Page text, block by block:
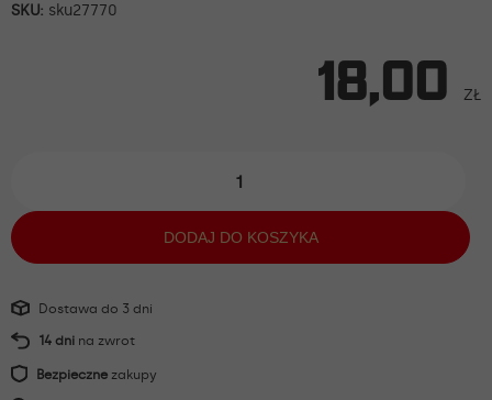
SKU: sku27770
18,00 ZŁ
Batalion
Ułanów
DODAJ DO KOSZYKA
Dostawa do 3 dni
14 dnina zwrot
Bezpiecznezakupy